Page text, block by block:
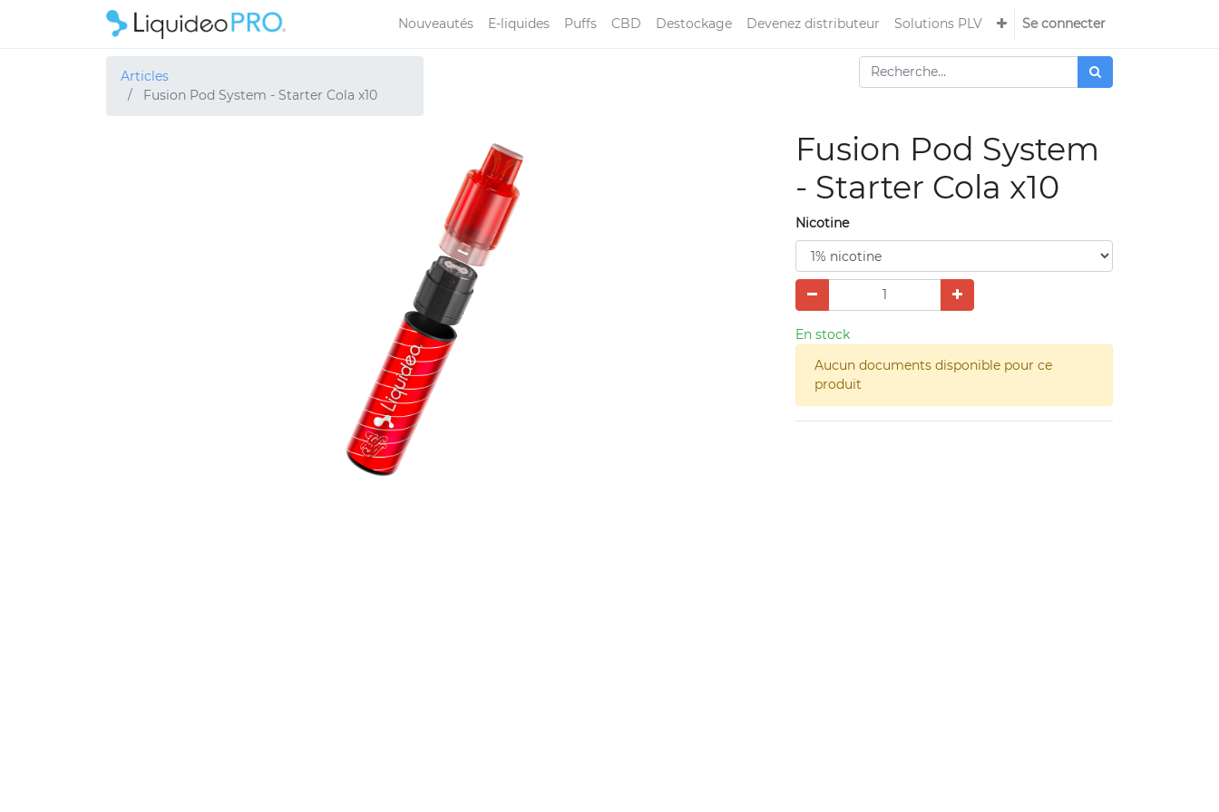
Nouveautés E-liquides Puffs CBD Destockage Devenez distributeur Solutions PLV Se connecter
Articles
Fusion Pod System - Starter Cola x10
Fusion Pod System
- Starter Cola x10
Nicotine
En stock
Aucun documents disponible pour ce
produit